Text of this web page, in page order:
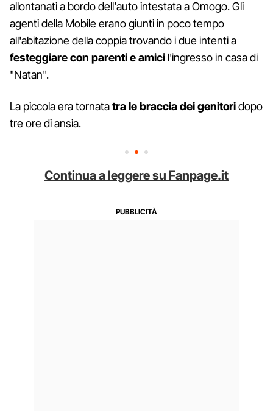
allontanati a bordo dell'auto intestata a Omogo. Gli
agenti della Mobile erano giunti in poco tempo
all'abitazione della coppia trovando i due intenti a
festeggiare con parenti e amici l'ingresso in casa di
"Natan".
La piccola era tornatatra le braccia dei genitoridopo
tre ore di ansia.
Continua a leggere su Fanpage.it